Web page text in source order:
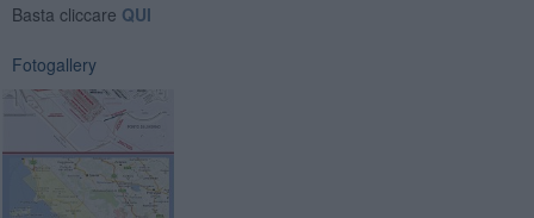
Basta cliccare QUI
Fotogallery